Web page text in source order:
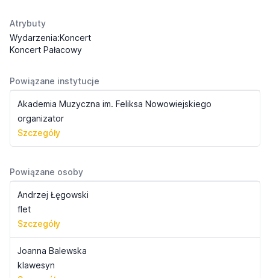
Atrybuty
Wydarzenia:Koncert
Koncert Pałacowy
Powiązane instytucje
Akademia Muzyczna im. Feliksa Nowowiejskiego
organizator
Szczegóły
Powiązane osoby
Andrzej Łęgowski
flet
Szczegóły
Joanna Balewska
klawesyn